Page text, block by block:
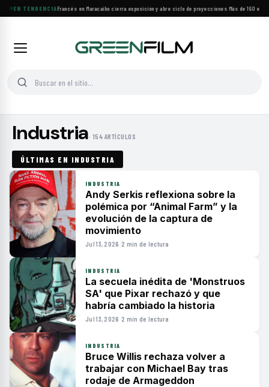
EN TENDENCIA
Festival de Cine Francés en Maracaibo cierra exposición y abre ciclo de proyecciones· Más de 160
Industria· 154 ARTÍCULOS
ÚLTIMAS EN INDUSTRIA
INDUSTRIA
Andy Serkis reflexiona sobre la
polémica por “Animal Farm” y la
evolución de la captura de
movimiento
Jul 13, 2026 ·2 min de lectura
INDUSTRIA
La secuela inédita de 'Monstruos
SA' que Pixar rechazó y que
habría cambiado la historia
Jul 13, 2026 ·2 min de lectura
INDUSTRIA
Bruce Willis rechaza volver a
trabajar con Michael Bay tras
rodaje de Armageddon